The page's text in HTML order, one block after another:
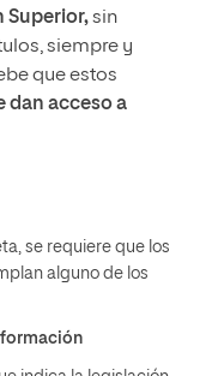
Superior,sin
siempre y
que estos
dan acceso a
se requiere que los
alguno de los